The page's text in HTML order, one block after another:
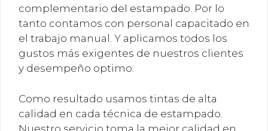
complementario del estampado. Por lo
tanto contamos con personal capacitado en
el trabajo manual. Y aplicamos todos los
gustos más exigentes de nuestros clientes
y desempeño optimo.
Como resultado usamos tintas de alta
calidad en cada técnica de estampado.
Nuestro servicio toma la mejor calidad en